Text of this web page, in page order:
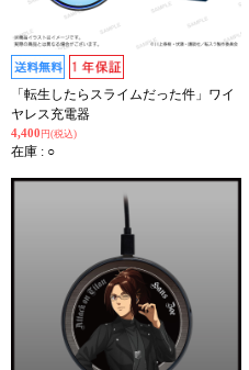
「転生したらスライムだった件」ワイ
ヤレス充電器
4,400 円(税込)
在庫 : ○